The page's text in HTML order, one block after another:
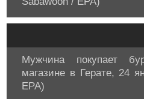
Мужчина покупает
магазине в Герате, 24
EPA)